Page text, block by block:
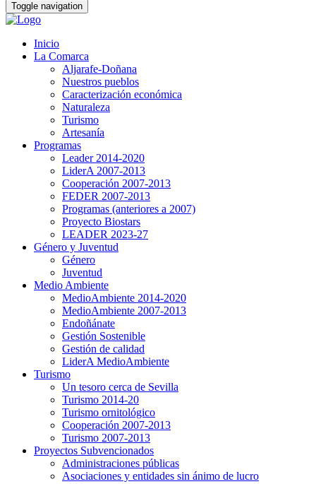
Toggle navigation
Inicio
La Comarca
Aljarafe-Doñana
Nuestros pueblos
Caracterización económica
Naturaleza
Turismo
Artesanía
Programas
Leader 2014-2020
LiderA 2007-2013
Cooperación 2007-2013
FEDER 2007-2013
Programas (anteriores a 2007)
Proyecto Biostars
LEADER 2023-27
Género y Juventud
Género
Juventud
Medio Ambiente
MedioAmbiente 2014-2020
MedioAmbiente 2007-2013
Endoñánate
Gestión Sostenible
Gestión de calidad
LiderA MedioAmbiente
Turismo
Un tesoro cerca de Sevilla
Turismo 2014-20
Turismo ornitológico
Cooperación 2007-2013
Turismo 2007-2013
Proyectos Subvencionados
Administraciones públicas
Asociaciones y entidades sin ánimo de lucro